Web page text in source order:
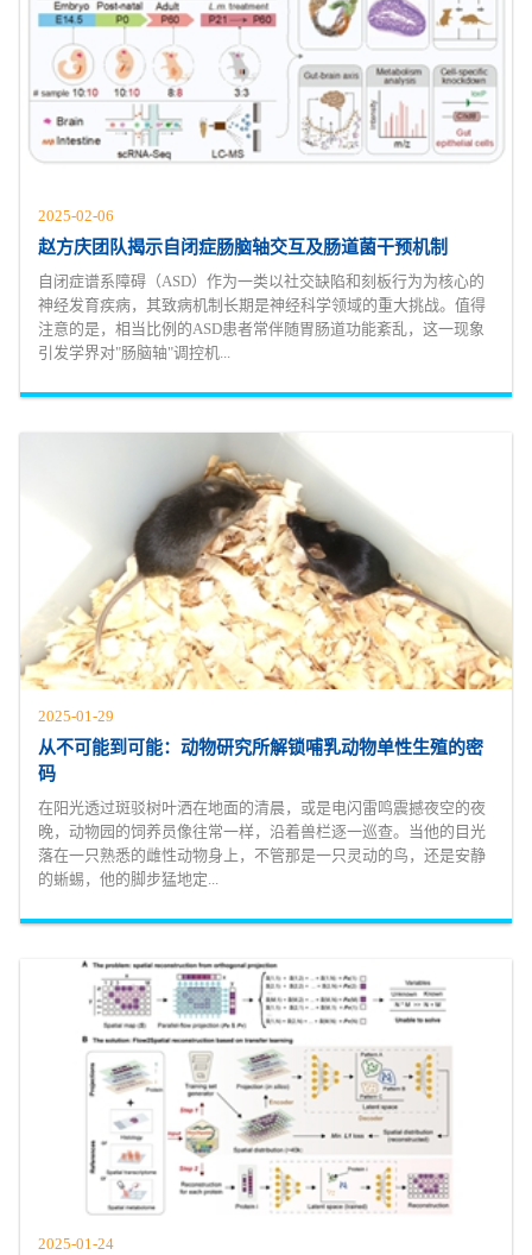
2025-02-06
赵方庆团队揭示自闭症肠脑轴交互及肠道菌干预机制
自闭症谱系障碍（ASD）作为一类以社交缺陷和刻板行为为核心的
神经发育疾病，其致病机制长期是神经科学领域的重大挑战。值得
注意的是，相当比例的ASD患者常伴随胃肠道功能紊乱，这一现象
引发学界对"肠脑轴"调控机...
2025-01-29
从不可能到可能：动物研究所解锁哺乳动物单性生殖的密
码
在阳光透过斑驳树叶洒在地面的清晨，或是电闪雷鸣震撼夜空的夜
晚，动物园的饲养员像往常一样，沿着兽栏逐一巡查。当他的目光
落在一只熟悉的雌性动物身上，不管那是一只灵动的鸟，还是安静
的蜥蜴，他的脚步猛地定...
2025-01-24